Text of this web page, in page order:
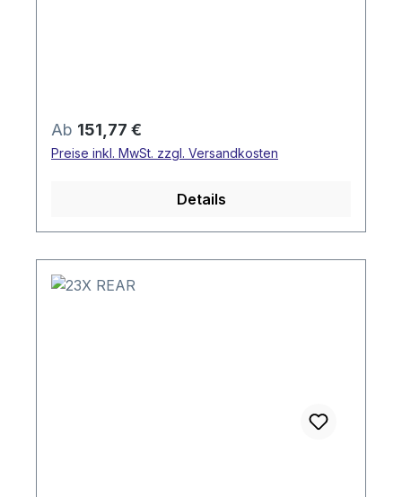
Regulärer Preis:
Ab 151,77 €
Preise inkl. MwSt. zzgl. Versandkosten
Details